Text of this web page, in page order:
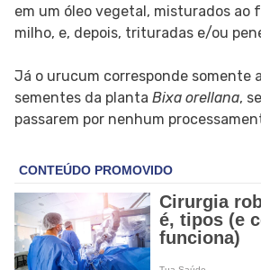
em um óleo vegetal, misturados ao
milho, e, depois, trituradas e/ou
Já o urucum corresponde somente
sementes da planta Bixa orellana,
passarem por nenhum